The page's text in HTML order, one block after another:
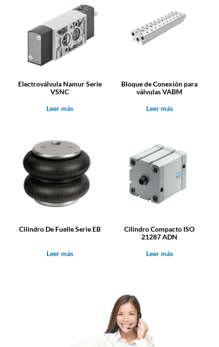
Electroválvula Namur Serie
VSNC
Leer más
Bloque de Conexión para
válvulas VABM
Leer más
Cilindro De Fuelle Serie EB
Leer más
Cilindro Compacto ISO
21287 ADN
Leer más